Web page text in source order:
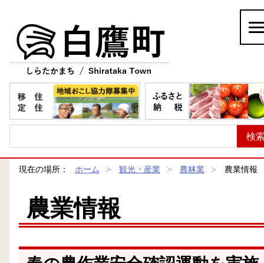
現在の場所： ホーム 観光・産業 農林業 農業情報
農業情報